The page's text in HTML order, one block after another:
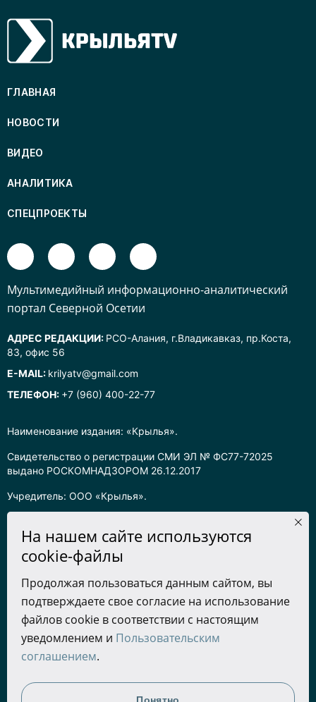
Наименование издания: «Крылья».
Свидетельство о регистрации СМИ ЭЛ № ФС77-72025
выдано РОСКОМНАДЗОРОМ 26.12.2017
Учредитель: ООО «Крылья».
Информация на сайте предназначена для лиц старше 16 лет.
защищены в соответствии с российским законодательством
об интеллектуальной собственности. Любое использование
текстовых, фото, аудио и видеоматериалов возможно только
с согласия правообладателя (ООО «Крылья») и при строгом
наличии ссылки на ресурс. Для сетевых ресурсов –
гиперссылка.
Разработка сайта
ГЛАВНАЯ
НОВОСТИ
ВИДЕО
АНАЛИТИКА
СПЕЦПРОЕКТЫ
Mультимедийный информационно-аналитический
портал Северной Осетии
АДРЕС РЕДАКЦИИ: РСО-Алания, г.Владикавказ, пр.Коста,
83, офис 56
E-MAIL: krilyatv@gmail.com
ТЕЛЕФОН: +7 (960) 400-22-77
На нашем сайте используются
cookie-файлы
Продолжая пользоваться данным сайтом, вы
подтверждаете свое согласие на использование
файлов cookie в соответствии с настоящим
уведомлением и Пользовательским
соглашением.